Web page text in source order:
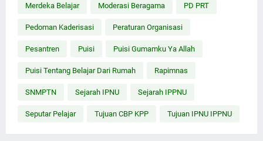
Merdeka Belajar Moderasi Beragama PD PRT
Pedoman Kaderisasi Peraturan Organisasi
Pesantren Puisi Puisi Gumamku Ya Allah
Puisi Tentang Belajar Dari Rumah Rapimnas
SNMPTN Sejarah IPNU Sejarah IPPNU
Seputar Pelajar Tujuan CBP KPP Tujuan IPNU IPPNU